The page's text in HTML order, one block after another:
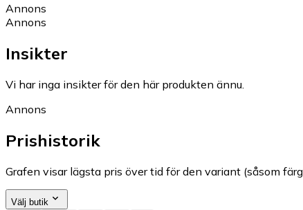
Annons
Annons
Insikter
Vi har inga insikter för den här produkten ännu.
Annons
Prishistorik
Grafen visar lägsta pris över tid för den variant (såsom
Välj butik